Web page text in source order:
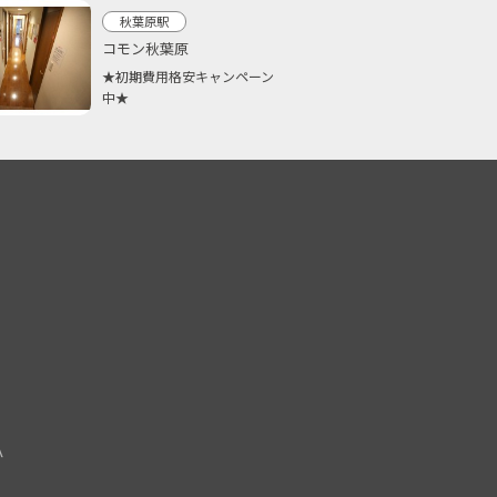
秋葉原駅
コモン秋葉原
★初期費用格安キャンペーン
中★